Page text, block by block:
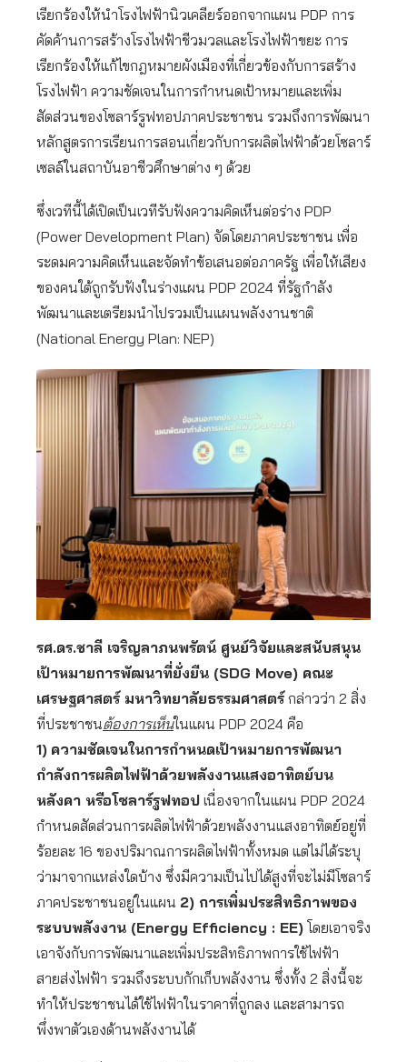
เรียกร้องให้นำโรงไฟฟ้านิวเคลียร์ออกจากแผน PDP การ
คัดค้านการสร้างโรงไฟฟ้าชีวมวลและโรงไฟฟ้าขยะ การ
เรียกร้องให้แก้ไขกฎหมายผังเมืองที่เกี่ยวข้องกับการสร้าง
โรงไฟฟ้า ความชัดเจนในการกำหนดเป้าหมายและเพิ่ม
สัดส่วนของโซลาร์รูฟทอปภาคประชาชน รวมถึงการพัฒนา
หลักสูตรการเรียนการสอนเกี่ยวกับการผลิตไฟฟ้าด้วยโซลาร์
เซลล์ในสถาบันอาชีวศึกษาต่าง ๆ ด้วย
ซึ่งเวทีนี้ได้เปิดเป็นเวทีรับฟังความคิดเห็นต่อร่าง PDP
(Power Development Plan) จัดโดยภาคประชาชน เพื่อ
ระดมความคิดเห็นและจัดทำข้อเสนอต่อภาครัฐ เพื่อให้เสียง
ของคนใต้ถูกรับฟังในร่างแผน PDP 2024 ที่รัฐกำลัง
พัฒนาและเตรียมนำไปรวมเป็นแผนพลังงานชาติ
(National Energy Plan: NEP)
รศ.ดร.ชาลี เจริญลาภนพรัตน์ ศูนย์วิจัยและสนับสนุน
เป้าหมายการพัฒนาที่ยั่งยืน (SDG Move) คณะ
เศรษฐศาสตร์ มหาวิทยาลัยธรรมศาสตร์กล่าวว่า 2 สิ่ง
ที่ประชาชนต้องการเห็นในแผน PDP 2024 คือ
1) ความชัดเจนในการกำหนดเป้าหมายการพัฒนา
กำลังการผลิตไฟฟ้าด้วยพลังงานแสงอาทิตย์บน
หลังคา หรือโซลาร์รูฟทอป เนื่องจากในแผน PDP 2024
กำหนดสัดส่วนการผลิตไฟฟ้าด้วยพลังงานแสงอาทิตย์อยู่ที่
ร้อยละ 16 ของปริมาณการผลิตไฟฟ้าทั้งหมด แต่ไม่ได้ระบุ
ว่ามาจากแหล่งใดบ้าง ซึ่งมีความเป็นไปได้สูงที่จะไม่มีโซลาร์
ภาคประชาชนอยู่ในแผน 2) การเพิ่มประสิทธิภาพของ
ระบบพลังงาน (Energy Efficiency : EE) โดยเอาจริง
เอาจังกับการพัฒนาและเพิ่มประสิทธิภาพการใช้ไฟฟ้า
สายส่งไฟฟ้า รวมถึงระบบกักเก็บพลังงาน ซึ่งทั้ง 2 สิ่งนี้จะ
ทำให้ประชาชนได้ใช้ไฟฟ้าในราคาที่ถูกลง และสามารถ
พึ่งพาตัวเองด้านพลังงานได้